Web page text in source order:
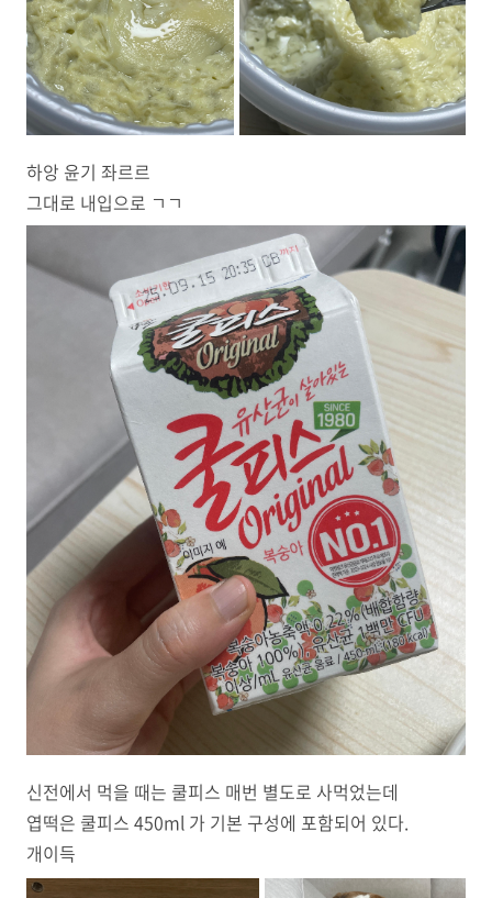
하앙 윤기 좌르르
그대로 내입으로 ㄱㄱ
신전에서 먹을 때는 쿨피스 매번 별도로 사먹었는데
엽떡은 쿨피스 450ml 가 기본 구성에 포함되어 있다.
개이득